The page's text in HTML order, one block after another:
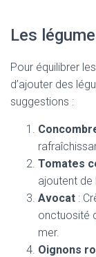
Les
Pour équilibrer
d’ajouter des
suggestions :
Tomates
ajoutent de
Avocat :
onctuosité
mer.
Oignons